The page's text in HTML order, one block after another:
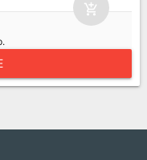
add_shopping_cart